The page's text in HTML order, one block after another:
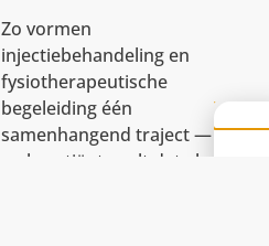
Zo vormen
injectiebehandeling en
fysiotherapeutische
begeleiding één
samenhangend traject — voor
u als patiënt voelt dat als één